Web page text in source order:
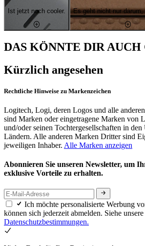
Ist jetzt noch cooler. Es geht nicht nur
DAS KÖNNTE DIR
Kürzlich angesehen
Rechtliche Hinweise zu Markenzeichen
Logitech, Logi, deren Logos und alle
sind Marken oder eingetragene Marken von
und/oder seinen Tochtergesellschaften in
Ländern. Alle anderen Marken Dritter sind
jeweiligen Inhaber. Alle Marken anzeigen
Abonnieren Sie unseren Newsletter, um
exklusive Vorteile zu erhalten.
Ich möchte personalisierte Werbung
können sich jederzeit abmelden. Siehe unsere
Datenschutzbestimmungen.